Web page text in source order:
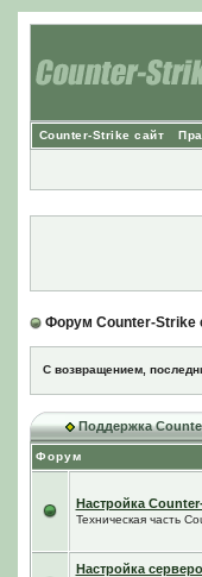
Counter-Strike сайт
Форум Counter-Strike
С возвращением,
Поддержка
Форум
Настройка
Техническая часть
Настройка